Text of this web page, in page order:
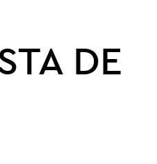
DE